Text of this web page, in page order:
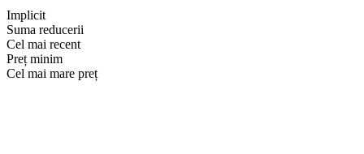
Implicit
Suma reducerii
Cel mai recent
Preț minim
Cel mai mare preț